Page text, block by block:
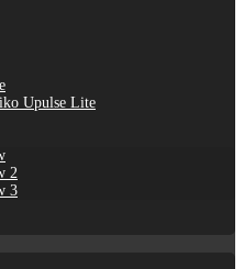
Upulse Lite
2
3